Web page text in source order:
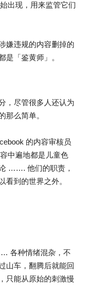
出现，用来监管它们
嫌违规的内容删掉的
是「鉴黄师」。
，尽管很多人还认为
那么简单。
的内容审核员
中遍地都是儿童色
……. 他们的职责，
看到的世界之外。
各种情绪混杂，不
山车，翻腾后就能回
只能从原始的刺激慢